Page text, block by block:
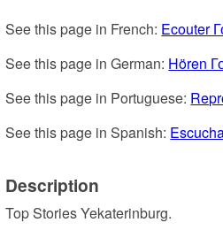
See this page in French: Ecouter
See this page in German: Hören
See this page in Portuguese:
See this page in Spanish:
Description
Top Stories Yekaterinburg.